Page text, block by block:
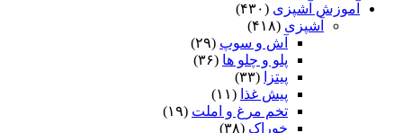
آموزش آشپزی (۴۳۰)
آشپزی (۴۱۸)
آش و سوپ (۲۹)
پلو و چلو ها (۳۶)
پیتزا
(۳۳)
پیش غذا (۱۱)
تخم مرغ و املت (۱۹)
خوراک (۳۸)